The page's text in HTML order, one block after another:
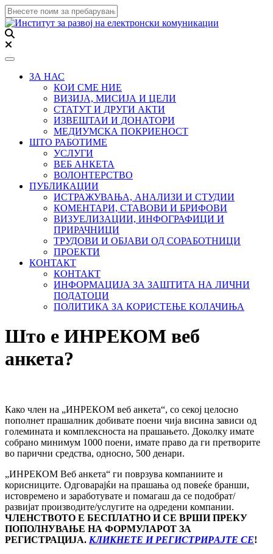
Toggle navigation
ЗА НАС
КОИ СМЕ НИЕ
ВИЗИЈА, МИСИЈА И ЦЕЛИ
СТАТУТ И ДРУГИ АКТИ
ИЗВЕШТАИ И ДОНАТОРИ
МЕДИУМСКА ПОКРИЕНОСТ
ШТО РАБОТИМЕ
УСЛУГИ
ВЕБ АНКЕТА
ВОЛОНТЕРСТВО
ПУБЛИКАЦИИ
ИСТРАЖУВАЊА, АНАЛИЗИ И СТУДИИ
КОМЕНТАРИ, СТАВОВИ И БРИФОВИ
ВИЗУЕЛИЗАЦИИ, ИНФОГРАФИЦИ И
ПРИРАЧНИЦИ
ТРУДОВИ И ОБЈАВИ ОД СОРАБОТНИЦИ
ПРОЕКТИ
КОНТАКТ
КОНТАКТ
ИНФОРМАЦИЈА ЗА ЗАШТИТА НА ЛИЧНИ
ПОДАТОЦИ
ПОЛИТИКА ЗА КОРИСТЕЊЕ КОЛАЧИЊА
Што е ИНРЕКОМ веб
анкета?
Како член на „ИНРЕКОМ веб анкета“, со секој целосно
пополнет прашалник добивате поени чија висина зависи од
големината и комплексноста на прашањето. Доколку имате
собрано минимум 1000 поени, имате право да ги претворите
во парични средства, односно, 500 денари.
„ИНРЕКОМ Веб анкета“ ги поврзува компаниите и
корисниците. Одговарајќи на прашања од повеќе бранши,
истовремено и заработувате и помагаш да се подобрат/
развијат производите/услугите на одредени компании.
ЧЛЕНСТВОТО Е БЕСПЛАТНО И СЕ ВРШИ ПРЕКУ
ПОПОЛНУВАЊЕ НА ФОРМУЛАРОТ ЗА
РЕГИСТРАЦИЈА. КЛИКНЕТЕ И РЕГИСТРИРАЈТЕ СЕ!